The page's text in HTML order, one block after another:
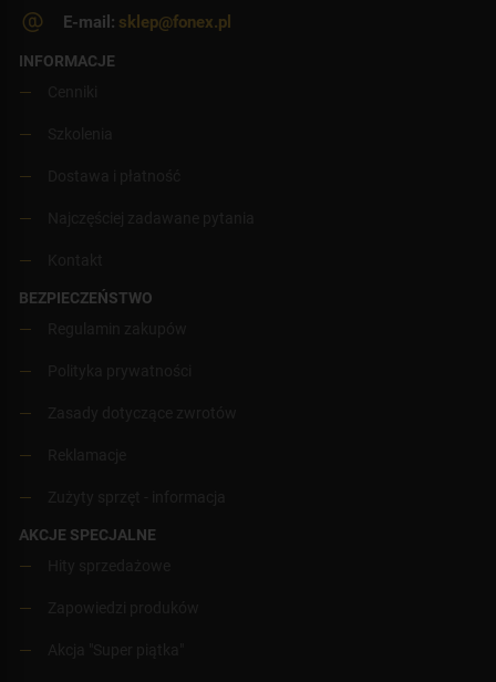
E-mail: sklep@fonex.pl
INFORMACJE
BEZPIECZEŃSTWO
AKCJE SPECJALNE